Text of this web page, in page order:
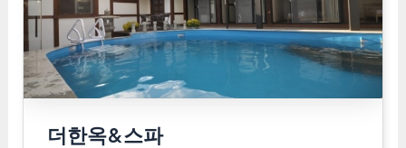
더한옥&스파